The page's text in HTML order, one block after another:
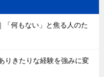
「何もない」と焦る人のた
りきたりな経験を強みに変